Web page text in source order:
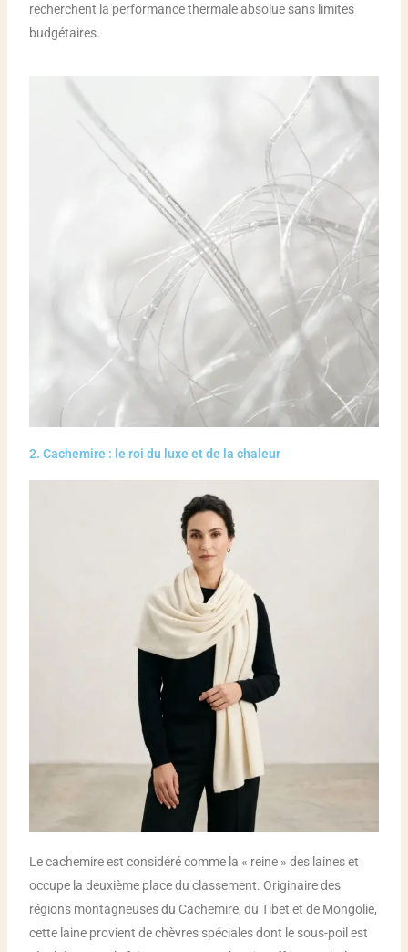
recherchent la performance thermale absolue sans limites
budgétaires.
2. Cachemire : le roi du luxe et de la chaleur
Le cachemire est considéré comme la « reine » des laines et
occupe la deuxième place du classement. Originaire des
régions montagneuses du Cachemire, du Tibet et de Mongolie,
cette laine provient de chèvres spéciales dont le sous-poil est